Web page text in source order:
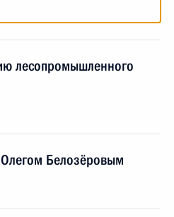
лесопромышленного
Белозёровым